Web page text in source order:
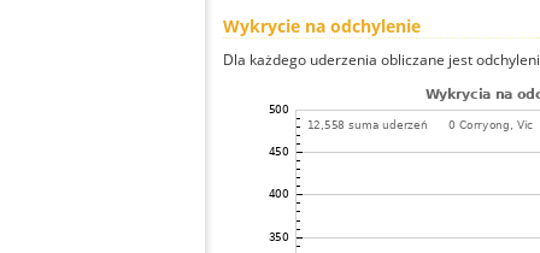
Wykrycie na odchylenie
Dla każdego uderzenia obliczane jest